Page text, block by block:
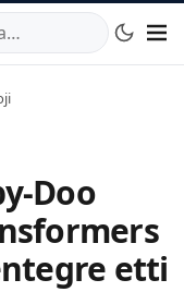
TRTelefon:0850
Doo
etti